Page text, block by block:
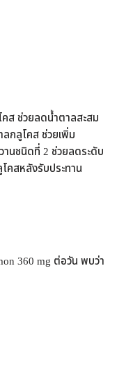
ส ช่วยลดน้ำตาลสะสม
กลูโคส ช่วยเพิ่ม
านชนิดที่ 2 ช่วยลดระดับ
คสหลังรับประทาน
360 mg ต่อวัน พบว่า